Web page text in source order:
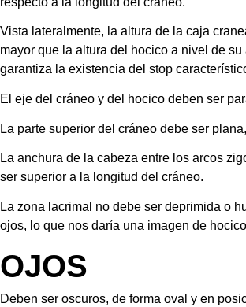
Vista lateralmente, la altura de la caja
mayor que la altura del hocico a nivel de
garantiza la existencia del stop
El eje del cráneo y del hocico deben ser
La parte superior del cráneo debe ser
La anchura de la cabeza entre los arcos
ser superior a la longitud del cráneo.
La zona lacrimal no debe ser deprimida o
ojos, lo que nos daría una imagen de
OJOS
Deben ser oscuros, de forma oval y en